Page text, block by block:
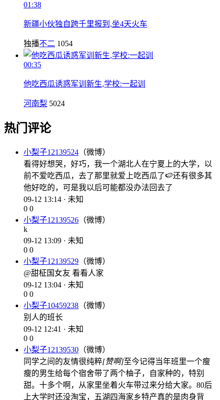
01:38
新疆小伙独自跨千里报到,坐4天火车
独播不二 1054
00:35
他吃西瓜诱惑军训新生,学校:一起训
河南梨 5024
热门评论
小梨子12139524 （微博）
看得好想哭，好巧，我一个湖北人在宁夏上的大学，以
前不爱吃西瓜，去了那里就爱上吃西瓜了🍉还有很多其
他好吃的，可是我以后可能都没办法回去了
09-12 13:14 · 未知
0 0
小梨子12139526 （微博）
k
09-12 13:09 · 未知
0 0
小梨子12139529 （微博）
@甜柾国女友 看看人家
09-12 13:04 · 未知
0 0
小梨子10459238 （微博）
别人的班长
09-12 12:41 · 未知
0 0
小梨子12139530 （微博）
同学之间的友情很纯粹[赞啊]至今记得当年班里一个瘦
瘦的男生给每个宿舍带了两个柚子，自家种的，特别
甜。十多个啊，从家里坐着火车带过来分给大家。80后
上大学时还没淘宝，五湖四海家乡特产真的是肉身背